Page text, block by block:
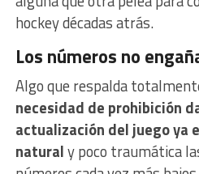
hockey décadas atrás.
Los números no
Algo que respalda
necesidad de prohibición
actualización del juego ya
naturaly poco traumática